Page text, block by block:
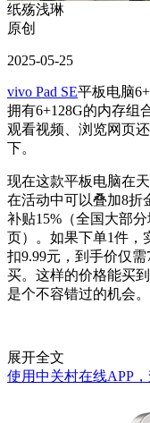
纸殇浅琳
原创
2025-05-25
vivo Pad SE平板电脑
拥有6+128G的内存组
观看视频、浏览网页
下。
现在这款平板电脑在
在活动中可以叠加8折
补贴15%（全国大部
页）。如果下单1件，
扣9.99元，到手价仅
买。这样的价格能买
是个不容错过的机会。
展开全文
使用中关村在线APP